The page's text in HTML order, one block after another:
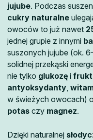
jujube. Podczas
cukry naturalne
owoców to już nawet
jednej grupie z innymi
suszonych jujube (ok.
solidnej przekąski
nie tylko glukozę i
antyoksydanty
w świeżych owocach)
potas czy magnez.
Dzięki naturalnej